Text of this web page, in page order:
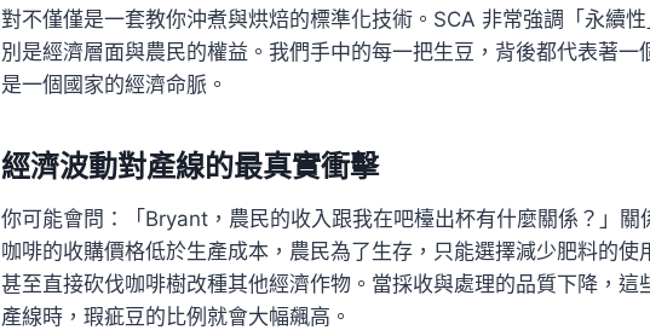
對不僅僅是一套教你沖煮與烘焙的標準化技術。SCA 非常強調「永續
別是經濟層面與農民的權益。我們手中的每一把生豆，背後都代表著一
是一個國家的經濟命脈。
經濟波動對產線的最真實衝擊
你可能會問：「Bryant，農民的收入跟我在吧檯出杯有什麼關係？」關
咖啡的收購價格低於生產成本，農民為了生存，只能選擇減少肥料的使
甚至直接砍伐咖啡樹改種其他經濟作物。當採收與處理的品質下降，這
產線時，瑕疵豆的比例就會大幅飆高。